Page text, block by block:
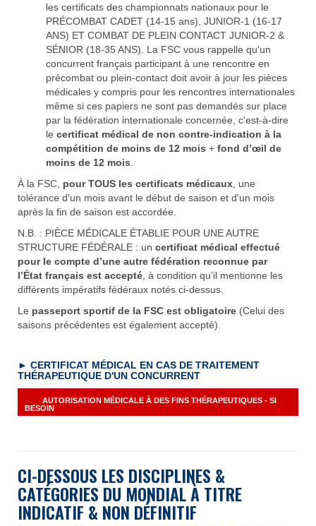
les certificats des championnats nationaux pour le
PRÉCOMBAT CADET (14-15 ans), JUNIOR-1 (16-17
ANS) ET COMBAT DE PLEIN CONTACT JUNIOR-2 &
SÉNIOR (18-35 ANS). La FSC vous rappelle qu'un
concurrent français participant à une rencontre en
précombat ou plein-contact doit avoir à jour les pièces
médicales y compris pour les rencontres internationales
même si ces papiers ne sont pas demandés sur place
par la fédération internationale concernée, c'est-à-dire
le certificat médical de non contre-indication à la
compétition de moins de 12 mois + fond d’œil de
moins de 12 mois.
À la FSC, pour TOUS les certificats médicaux, une
tolérance d'un mois avant le début de saison et d'un mois
après la fin de saison est accordée.
N.B. : PIÈCE MÉDICALE ÉTABLIE POUR UNE AUTRE
STRUCTURE FÉDÉRALE : un certificat médical effectué
pour le compte d’une autre fédération reconnue par
l’État français est accepté, à condition qu’il mentionne les
différents impératifs fédéraux notés ci-dessus.
Le passeport sportif de la FSC est obligatoire (Celui des
saisons précédentes est également accepté).
► CERTIFICAT MÉDICAL EN CAS DE TRAITEMENT
THÉRAPEUTIQUE D'UN CONCURRENT
AUTORISATION MÉDICALE À DES FINS THÉRAPEUTIQUES - SI
BESOIN
CI-DESSOUS LES DISCIPLINES &
CATÉGORIES DU MONDIAL À TITRE
INDICATIF & NON DÉFINITIF